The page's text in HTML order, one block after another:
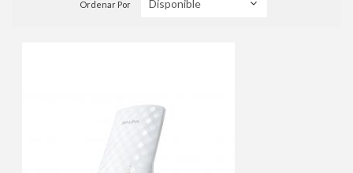
Ordenar Por